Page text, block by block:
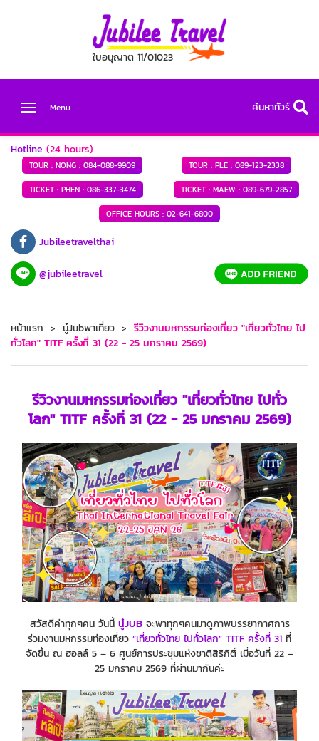
ใบอนุญาต 11/01023
Menu ค้นหาทัวร์
Hotline (24 hours)
TOUR : NONG : 084-088-9909 TOUR : PLE : 089-123-2338
TICKET : PHEN :086-337-3474 TICKET : MAEW : 089-679-2857
OFFICE HOURS : 02-641-6800
Jubileetravelthai
@jubileetravel
หน้าแรก นู๋Jubพาเที่ยว
รีวิวงานมหกรรมท่องเที่ยว "เที่ยวทั่วไทย ไป
ทั่วโลก" TITF ครั้งที่ 31 (22 - 25 มกราคม 2569)
รีวิวงานมหกรรมท่องเที่ยว "เที่ยวทั่วไทย ไปทั่ว
โลก" TITF ครั้งที่ 31 (22 - 25 มกราคม 2569)
สวัสดีค่าทุกๆคน วันนี้ นู๋JUBจะพาทุกๆคนมาดูภาพบรรยากาศการ
ร่วมงานมหกรรมท่องเที่ยว “เที่ยวทั่วไทย ไปทั่วโลก” TITF ครั้งที่ 31 ที่
จัดขึ้น ณ ฮอลล์ 5 – 6 ศูนย์การประชุมแห่งชาติสิริกิติ์ เมื่อวันที่ 22 –
25 มกราคม 2569 ที่ผ่านมากันค่ะ